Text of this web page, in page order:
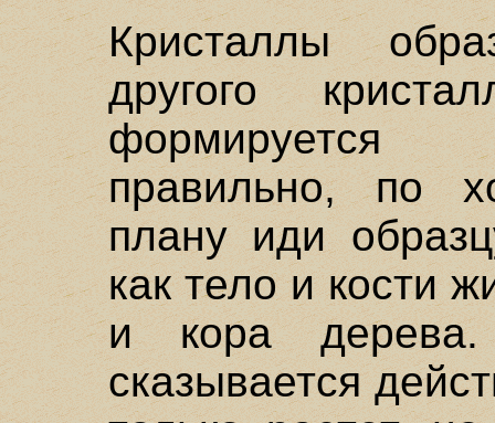
Кристаллы
другого
формируется
правильно, по
плану иди
как тело и кости
и кора
сказывается